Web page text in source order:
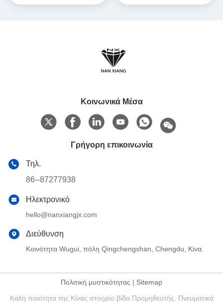
πλαστικών καουτσούκ
υψηλές θερμοκρασίες
Κοινωνικά Μέσα
Γρήγορη επικοινωνία
Τηλ.
86--87277938
Ηλεκτρονικό
hello@nanxiangjx.com
Διεύθυνση
Κοινότητα Wugui, πόλη Qingchengshan, Chengdu, Κίνα.
Πολιτική μυστικότητας | Sitemap
Καλή ποιότητα της Κίνας στοιχείο βίδα Προμηθευτής. Πνευματικά